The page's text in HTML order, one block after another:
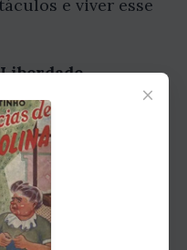
e viver esse
tema recorrente
Ao longo da
sobre as
as escolhas que
com toda
buscar nossa
×